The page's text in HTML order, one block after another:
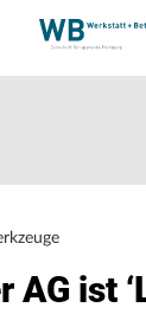
AG ist